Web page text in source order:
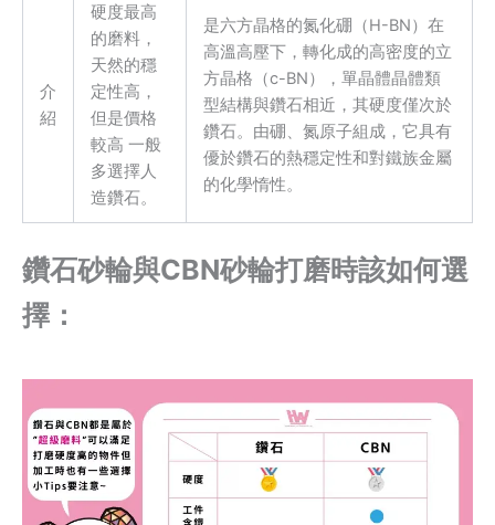
介
紹
硬度最高
的磨料，
天然的穩
定性高，
但是價格
較高 一般
多選擇人
造鑽石。
是六方晶格的氮化硼（H-BN）在
高溫高壓下，轉化成的高密度的立
方晶格（c-BN），單晶體晶體類
型結構與鑽石相近，其硬度僅次於
鑽石。由硼、氮原子組成，它具有
優於鑽石的熱穩定性和對鐵族金屬
的化學惰性。
鑽石砂輪與CBN砂輪打磨時該如何選
擇：